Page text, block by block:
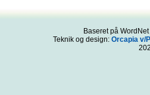
Baseret på
Teknik og design: Orcapia v/